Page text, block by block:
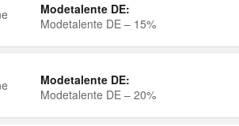
Modetalente DE:
Modetalente DE – 15%
Modetalente DE:
Modetalente DE – 20%